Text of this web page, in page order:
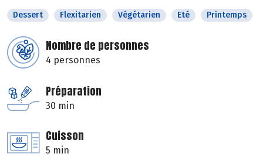
Dessert Flexitarien Végétarien Eté Printemps
Nombre de personnes
4 personnes
Préparation
30 min
Cuisson
5 min